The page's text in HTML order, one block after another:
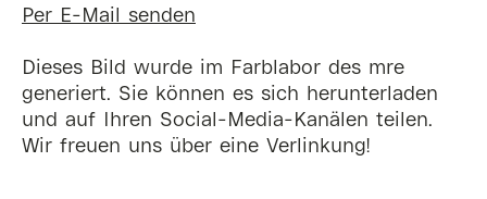
Per E-Mail senden
Dieses Bild wurde im Farblabor des mre
generiert. Sie können es sich herunterladen
und auf Ihren Social-Media-Kanälen teilen.
Wir freuen uns über eine Verlinkung!